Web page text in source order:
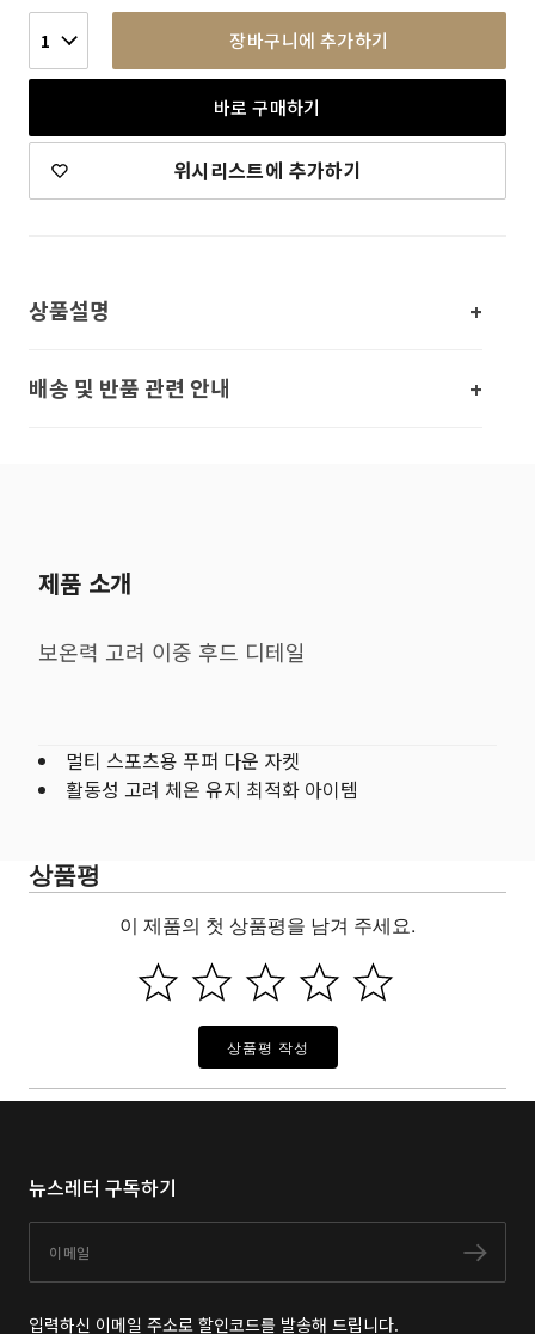
1 장바구니에 추가하기
바로 구매하기
위시리스트에 추가하기
상품설명
배송 및 반품 관련 안내
제품 소개
보온력 고려 이중 후드 디테일
멀티 스포츠용 푸퍼 다운 자켓
활동성 고려 체온 유지 최적화 아이템
상품평
이 제품의 첫 상품평을 남겨 주세요.
상품평 작성
뉴스레터 구독하기
구독
입력하신 이메일 주소로 할인코드를 발송해 드립니다.